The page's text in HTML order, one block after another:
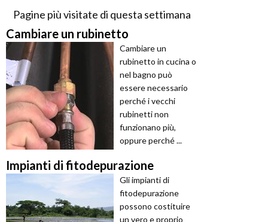
Pagine più visitate di questa settimana
Cambiare un rubinetto
Cambiare un
rubinetto in cucina o
nel bagno può
essere necessario
perché i vecchi
rubinetti non
funzionano più,
oppure perché ...
Impianti di fitodepurazione
Gli impianti di
fitodepurazione
possono costituire
un vero e proprio